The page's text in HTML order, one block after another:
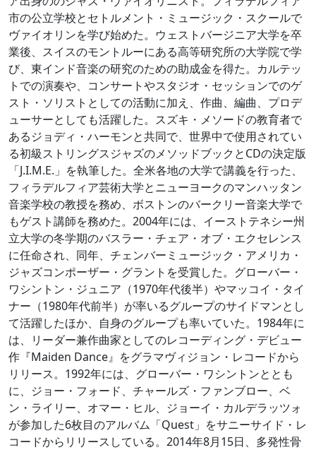
市の公立学校とセトルメント・ミュージック・スクールで
ヴァイオリンを学び始めた。ウェストバージニア大学を卒
業後、スイスのモントルーにある高等研究所の大学院で学
び、東インド音楽の研究のための助成金を得た。カルテッ
トでの演奏や、コンサートやスタジオ・セッションでのゲ
スト・ソリストとしての活動に加え、作曲、編曲、プロデ
ューサーとしても活躍した。スズキ・メソードの教育者で
あるジョディ・ハーモンと共同で、世界中で使用されてい
る初級ストリングスジャズのメソッドブックとCDの決定版
「J.I.M.E.」を執筆した。全米各地の大学で講義を行った、
フィラデルフィア芸術大学とニューヨークのマンハッタン
音楽学校の教授を務め、ボストンのバークリー音楽大学で
もゲスト講師を務めた。2004年には、イーストテネシー州
立大学の冬学期のバスラー・チェア・オブ・エクセレンス
に任命され、同年、チェンバーミュージック・アメリカ・
ジャズコンポーザー・グラントを受賞した。グローバー・
ワシントン・ジュニア（1970年代後半）やマッコイ・タイ
ナー（1980年代前半）が率いるグループのサイドマンとし
て活躍したほか、自身のグループも率いていた。1984年に
は、リーダー兼作曲家としてのレコーディング・デビュー
作『Maiden Dance』をグラマヴィジョン・レコードから
リリース。1992年には、グローバー・ワシントンととも
に、ジョー・フォード、チャールズ・ファンブロー、ベ
ン・ライリー、オマー・ヒル、ジョーイ・カルデラッツォ
が参加した6枚目のアルバム「Quest」をサニーサイド・レ
コードからリリースしている。2014年8月15日、多発性骨